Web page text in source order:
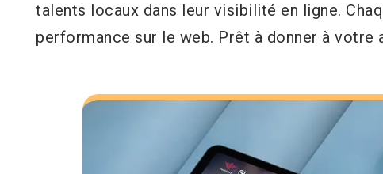
talents locaux dans leur visibilité en ligne.
performance sur le web. Prêt à donner à votre